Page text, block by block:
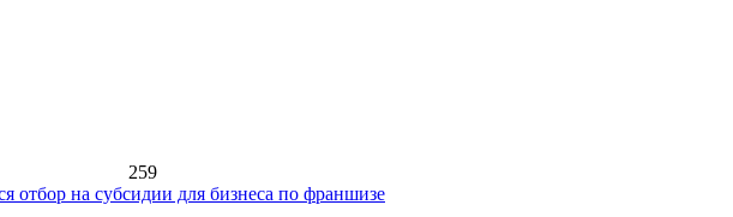
259
отбор на субсидии для бизнеса по франшизе